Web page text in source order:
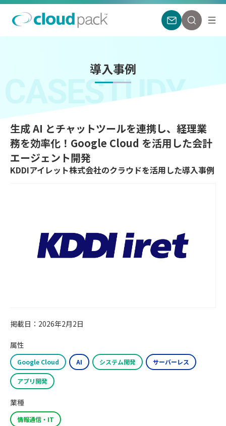
導入事例
CASESTUDY
生成 AI とチャットツールを連携し、経理業
務を効率化！Google Cloud を活用した会計
エージェント開発
KDDIアイレット株式会社のクラウドを活用した導入事例
掲載日：2026年2月2日
属性
Google Cloud AI システム開発 サーバーレス
アプリ開発
業種
情報通信・IT